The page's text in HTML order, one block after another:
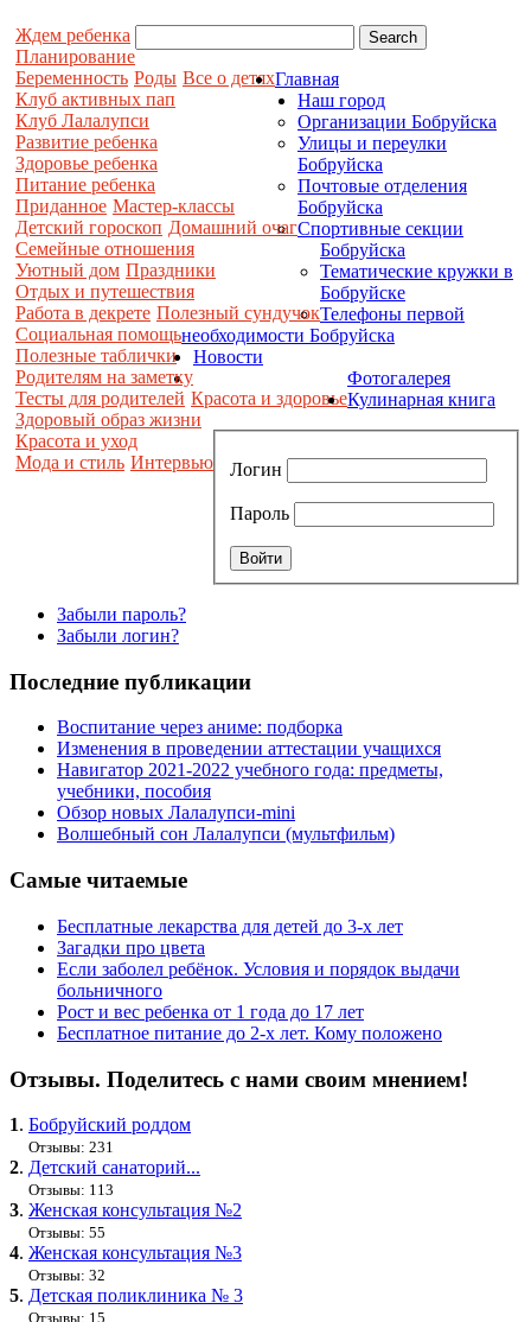
Ждем ребенка
Планирование
Беременность Роды Все о детях
Клуб активных пап
Клуб Лалалупси
Развитие ребенка
Здоровье ребенка
Питание ребенка
Приданное Мастер-классы
Детский гороскоп Домашний очаг
Семейные отношения
Уютный дом Праздники
Отдых и путешествия
Работа в декрете Полезный сундучок
Социальная помощь
Полезные таблички
Родителям на заметку
Тесты для родителей Красота и здоровье
Здоровый образ жизни
Красота и уход
Мода и стиль Интервью
Главная
Наш город
Организации Бобруйска
Улицы и переулки
Бобруйска
Почтовые отделения
Бобруйска
Спортивные секции
Бобруйска
Тематические кружки в
Бобруйске
Телефоны первой
необходимости Бобруйска
Новости
Фотогалерея
Кулинарная книга
Логин
Пароль
Забыли пароль?
Забыли логин?
Последние публикации
Воспитание через аниме: подборка
Изменения в проведении аттестации учащихся
Навигатор 2021-2022 учебного года: предметы,
учебники, пособия
Обзор новых Лалалупси-mini
Волшебный сон Лалалупси (мультфильм)
Самые читаемые
Бесплатные лекарства для детей до 3-х лет
Загадки про цвета
Если заболел ребёнок. Условия и порядок выдачи
больничного
Рост и вес ребенка от 1 года до 17 лет
Бесплатное питание до 2-х лет. Кому положено
Отзывы. Поделитесь с нами своим мнением!
1. Бобруйский роддом
Отзывы: 231
2. Детский санаторий...
Отзывы: 113
3. Женская консультация №2
Отзывы: 55
4. Женская консультация №3
Отзывы: 32
5. Детская поликлиника № 3
Отзывы: 15